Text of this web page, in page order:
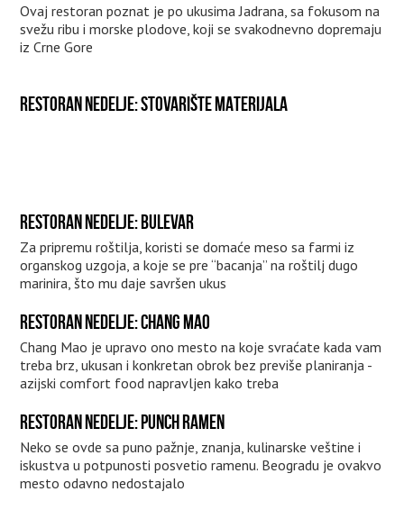
Ovaj restoran poznat je po ukusima Jadrana, sa fokusom na
svežu ribu i morske plodove, koji se svakodnevno dopremaju
iz Crne Gore
RESTORAN NEDELJE: STOVARIŠTE MATERIJALA
RESTORAN NEDELJE: BULEVAR
Za pripremu roštilja, koristi se domaće meso sa farmi iz
organskog uzgoja, a koje se pre “bacanja” na roštilj dugo
marinira, što mu daje savršen ukus
RESTORAN NEDELJE: CHANG MAO
Chang Mao je upravo ono mesto na koje svraćate kada vam
treba brz, ukusan i konkretan obrok bez previše planiranja -
azijski comfort food napravljen kako treba
RESTORAN NEDELJE: PUNCH RAMEN
Neko se ovde sa puno pažnje, znanja, kulinarske veštine i
iskustva u potpunosti posvetio ramenu. Beogradu je ovakvo
mesto odavno nedostajalo